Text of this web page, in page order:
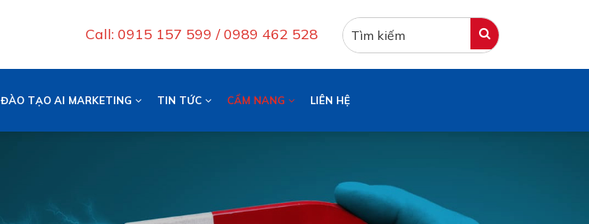
Call: 0915 157 599 / 0989 462 528
ĐÀO TẠO AI MARKETING TIN TỨC CẨM NANG LIÊN HỆ